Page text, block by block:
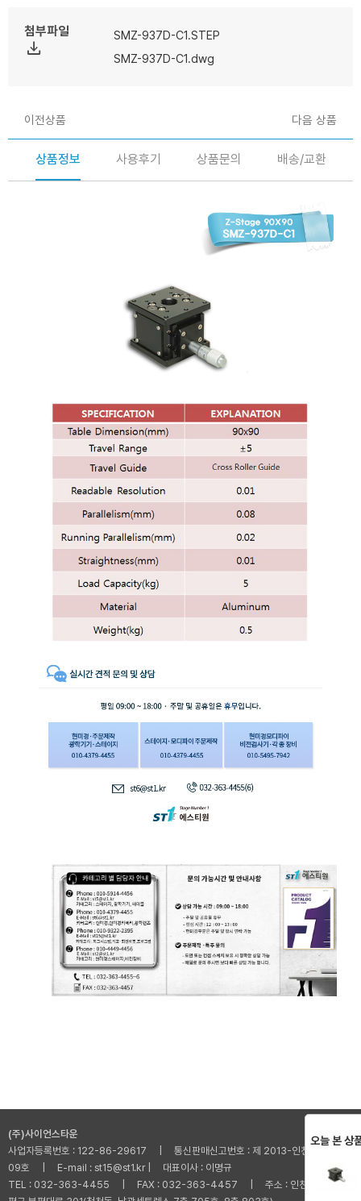
첨부파일
file_download
SMZ-937D-C1.STEP
SMZ-937D-C1.dwg
이전상품 다음 상품
상품정보 사용후기 상품문의 배송/교환
(주)사이언스타운
사업자등록번호 : 122-86-29617 | 통신판매신고번호 : 제 2013-인천부평-001
09호 | E-mail : st15@st1.kr | 대표이사 : 이명규
TEL : 032-363-4455 | FAX : 032-363-4457 | 주소 : 인천광역시 부
오늘 본 상